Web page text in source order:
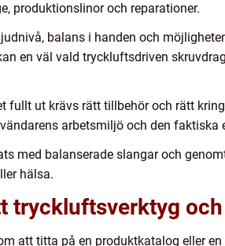
produktionslinor och reparationer.
balans i handen och
en väl vald tryckluftsdriven
fullt ut krävs rätt tillbehör och rätt
arbetsmiljö och den faktiska
med balanserade slangar och
hälsa.
tryckluftsverktyg
att titta på en produktkatalog eller